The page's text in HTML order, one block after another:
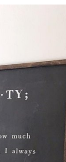
på din första
0 kr. Hos oss
CHECKOUT. Välj
Klarnas
betalningstjänst.
och strävar
Tack för att just Du
AV